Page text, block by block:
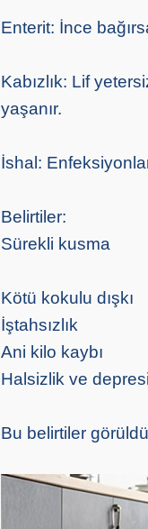
Enterit: İnce
Kabızlık: Lif
yaşanır.
İshal:
Belirtiler:
Sürekli kusma
Kötü kokulu dışkı
İştahsızlık
Ani kilo kaybı
Halsizlik ve
Bu belirtiler